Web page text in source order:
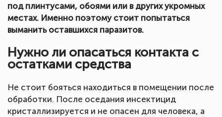
под плинтусами, обоями или в других укромных
местах. Именно поэтому стоит попытаться
выманить оставшихся паразитов.
Нужно ли опасаться контакта с
остатками средства
Не стоит бояться находиться в помещении после
обработки. После оседания инсектицид
кристаллизируется и не опасен для человека, а